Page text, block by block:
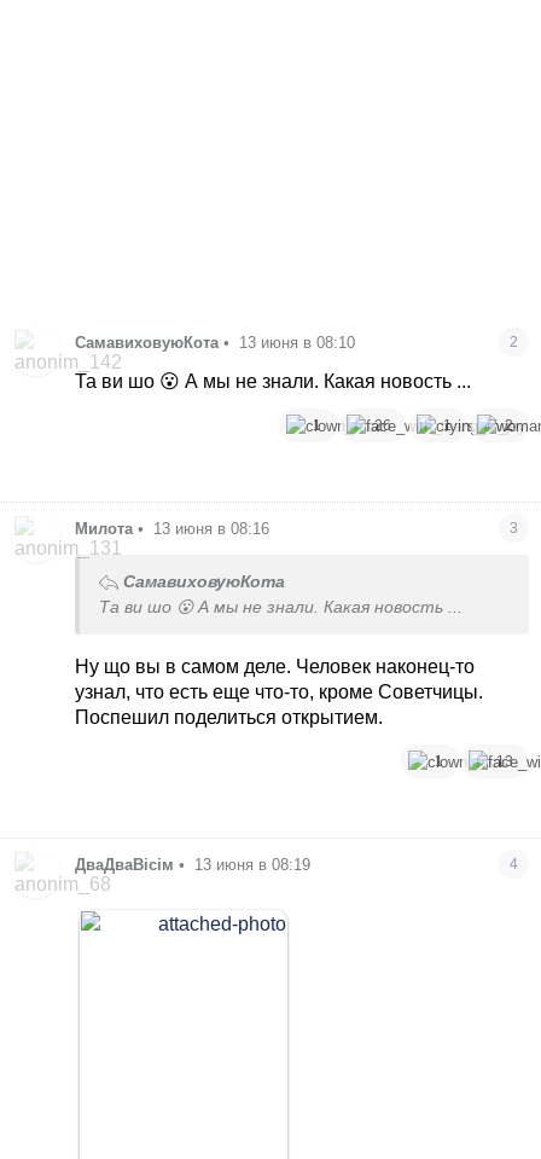
СамавиховуюКота • 13 июня в 08:10 2
Та ви шо 😮 А мы не знали. Какая новость ...
1 26 1 2
Милота • 13 июня в 08:16 3
СамавиховуюКота
Та ви шо 😮 А мы не знали. Какая новость ...
Ну що вы в самом деле. Человек наконец-то
узнал, что есть еще что-то, кроме Советчицы.
Поспешил поделиться открытием.
1 13
ДваДваВісім • 13 июня в 08:19 4